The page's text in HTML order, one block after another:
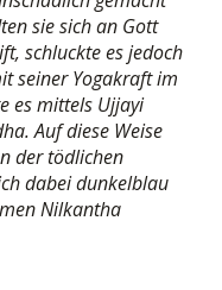
sie sich an Gott
schluckte es jedoch
seiner Yogakraft im
es mittels Ujjayi
Auf diese Weise
der tödlichen
dabei dunkelblau
Nilkantha